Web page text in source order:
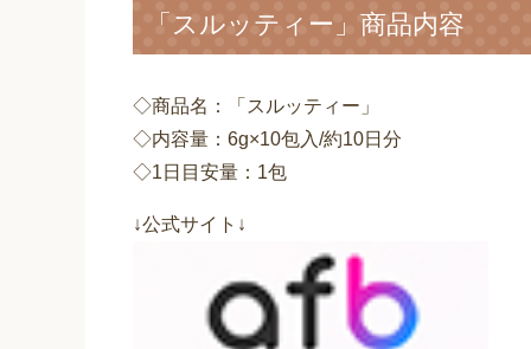
「スルッティー」商品内容
◇商品名：「スルッティー」
◇内容量：6g×10包入/約10日分
◇1日目安量：1包
↓公式サイト↓